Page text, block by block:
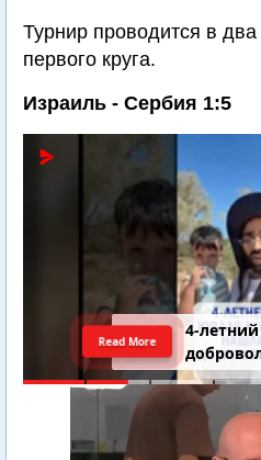
Турнир проводится в
первого круга.
Израиль - Сербия 1:5
4-
Read More